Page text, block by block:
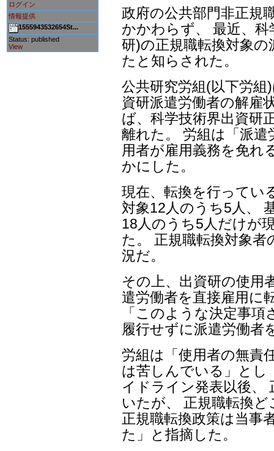
ログイン
情報提供
1555943532654St...
Status: published
View
政府の公共部門非正規
かかわらず、 最近、
研)の正規職転換対象
たと知らされた。
公共研究労組(以下労
資研派遣労働者の解雇
ば、科学技術界出資研
離れた。 労組は「派
用者が雇用義務を免れ
かにした。
現在、転換を行ってい
対象12人のうち5人、
18人のうち5人だけが
た。 正規職転換対象
況だ。
その上、出資研の使用
遣労働者を直接雇用に
「このような決定事
履行せずに派遣労働者
労組は「使用者の無責
は苦しんでいる」とし
イドライン発表以後、
いたが、 正規職転換
正規職転換政策は当事
た」と指摘した。